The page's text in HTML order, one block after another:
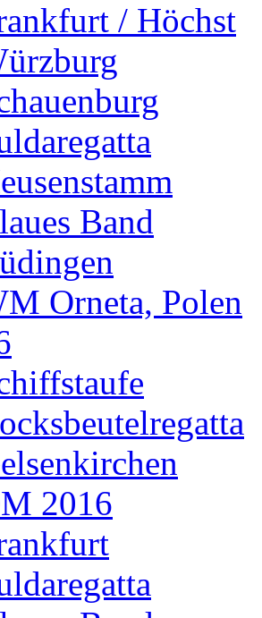
/ Höchst
Band
Orneta, Polen
2016